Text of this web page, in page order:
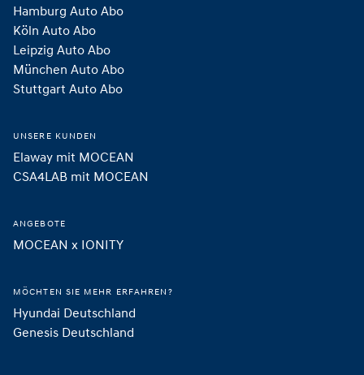
Hamburg Auto Abo
Köln Auto Abo
Leipzig Auto Abo
München Auto Abo
Stuttgart Auto Abo
UNSERE KUNDEN
Elaway mit MOCEAN
CSA4LAB mit MOCEAN
ANGEBOTE
MOCEAN x IONITY
MÖCHTEN SIE MEHR ERFAHREN?
Hyundai Deutschland
Genesis Deutschland